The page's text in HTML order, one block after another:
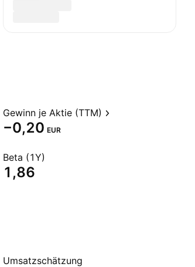
Gewinn je Aktie (TTM)
−0,20 EUR
Beta (1Y)
1,86
Umsatzschätzung